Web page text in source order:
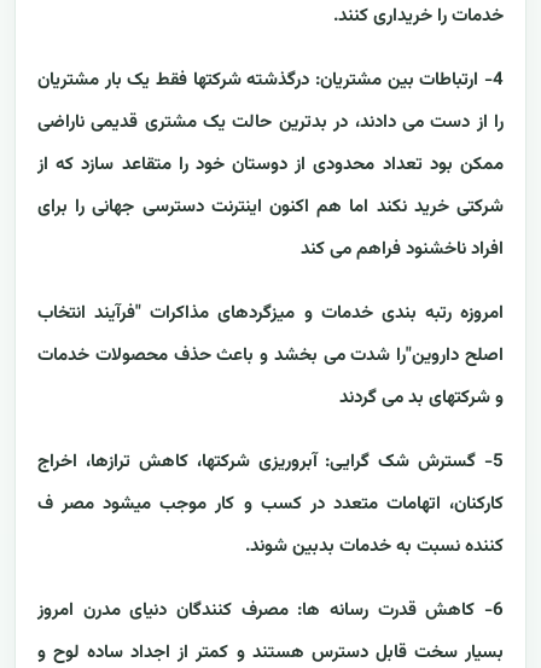
خدمات را خریداری کنند.
4- ارتباطات بین مشتریان:
درگذشته شرکتها فقط یک بار مشتریان
را از دست می دادند، در بدترین حالت یک مشتری قدیمی ناراضی
ممکن بود تعداد محدودی از دوستان خود را متقاعد سازد که از
شرکتی خرید نکند اما هم اکنون اینترنت دسترسی جهانی را برای
افراد ناخشنود فراهم می کند
امروزه رتبه بندی خدمات و میزگردهای مذاکرات "فرآیند انتخاب
اصلح داروین"را شدت می بخشد و باعث حذف محصولات خدمات
و شرکتهای بد می گردند
5- گسترش شک گرایی:
آبروریزی شرکتها، کاهش ترازها، اخراج
کارکنان، اتهامات متعدد در کسب و کار موجب میشود مصر ف
کننده نسبت به خدمات بدبین شوند.
6- کاهش قدرت رسانه ها:
مصرف کنندگان دنیای مدرن امروز
بسیار سخت قابل دسترس هستند و کمتر از اجداد ساده لوح و